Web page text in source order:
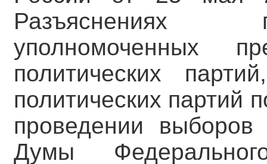
Разъяснениях
уполномоченных
политических
политических партий
проведении выборов
Думы